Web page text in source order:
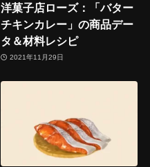
洋菓子店ローズ：「バター
チキンカレー」の商品デー
タ＆材料レシピ
2021年11月29日